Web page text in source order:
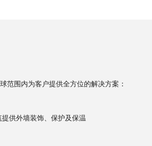
范围内为客户提供全方位的解决方案：
供外墙装饰、保护及保温